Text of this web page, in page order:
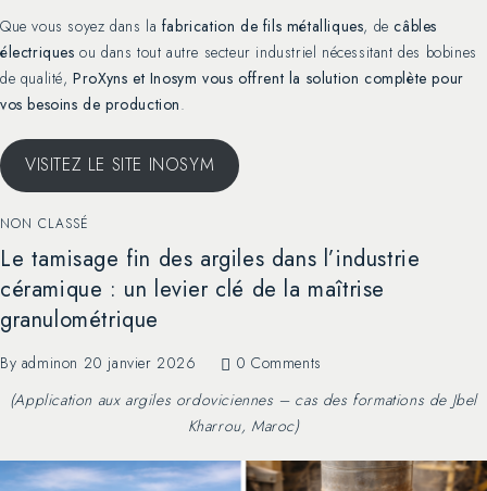
Que vous soyez dans la fabrication de fils métalliques, decâbles
électriques ou dans tout autre secteur industriel nécessitant des bobines
de qualité,ProXyns et Inosym vous offrent la solution complète pour
vos besoins de production.
VISITEZ LE SITE INOSYM
NON CLASSÉ
Le tamisage fin des argiles dans l’industrie
céramique : un levier clé de la maîtrise
granulométrique
By adminon 20 janvier 2026
0 Comments
(Application aux argiles ordoviciennes – cas des formations de Jbel
Kharrou, Maroc)